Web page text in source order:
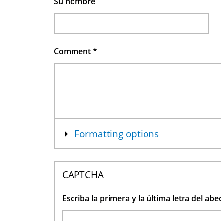
Comment*
Mostrar
Formatting options
CAPTCHA
Escriba la primera y la última letra del